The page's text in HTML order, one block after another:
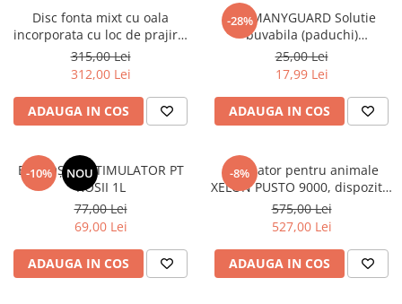
Disc fonta mixt cu oala
incorporata cu loc de prajire,
premium, 50cm, Cooking with
Xelon®
315,00 Lei
312,00 Lei
ADAUGA IN COS
-28%
DERMANYGUARD Solutie
buvabila (paduchi)
antiparazitara extern pentru
pasari flacon 100ml
25,00 Lei
17,99 Lei
ADAUGA IN COS
-10% NOU
BIOROȘIA - STIMULATOR PT
ROSII 1L
77,00 Lei
69,00 Lei
ADAUGA IN COS
-8%
Asomator pentru animale
XELON PUSTO 9000, dispozitiv
de asomare, echipat cu
maner
575,00 Lei
527,00 Lei
ADAUGA IN COS